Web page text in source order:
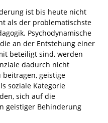
ist bis heute nicht
als der problematischste
Psychodynamische
an der Entstehung einer
beteiligt sind, werden
dadurch nicht
beitragen, geistige
soziale Kategorie
sich auf die
geistiger Behinderung